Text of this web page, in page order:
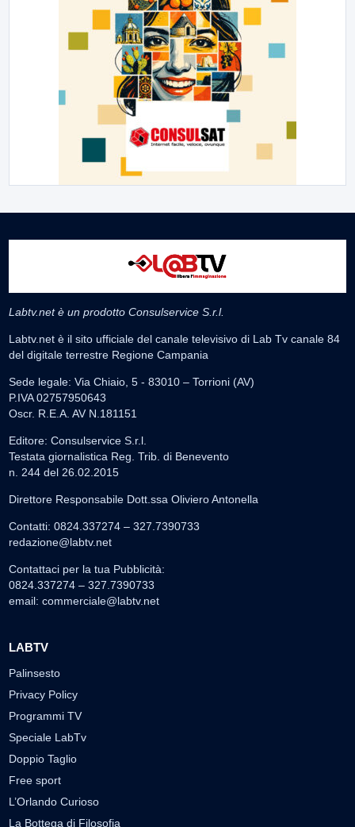
Labtv.net è un prodotto Consulservice S.r.l.
Labtv.net è il sito ufficiale del canale televisivo di Lab Tv canale 84
del digitale terrestre Regione Campania
Sede legale: Via Chiaio, 5 - 83010 – Torrioni (AV)
P.IVA 02757950643
Oscr. R.E.A. AV N.181151
Editore: Consulservice S.r.l.
Testata giornalistica Reg. Trib. di Benevento
n. 244 del 26.02.2015
Direttore Responsabile Dott.ssa Oliviero Antonella
Contatti: 0824.337274 – 327.7390733
redazione@labtv.net
Contattaci per la tua Pubblicità:
0824.337274 – 327.7390733
email: commerciale@labtv.net
LABTV
Palinsesto
Privacy Policy
Programmi TV
Speciale LabTv
Doppio Taglio
Free sport
L’Orlando Curioso
La Bottega di Filosofia